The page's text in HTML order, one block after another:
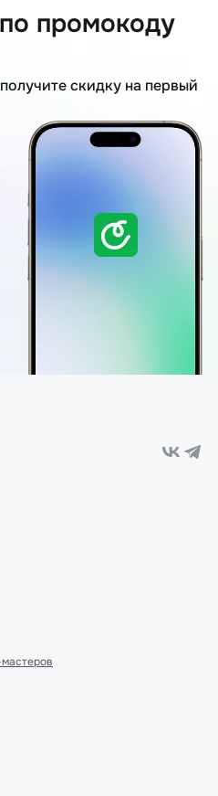
промокоду
скидку на первый